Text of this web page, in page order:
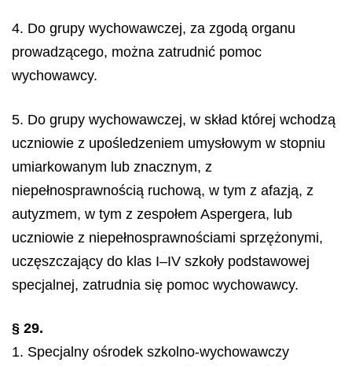
4. Do grupy wychowawczej, za zgodą organu
prowadzącego, można zatrudnić pomoc
wychowawcy.
5. Do grupy wychowawczej, w skład której wchodzą
uczniowie z upośledzeniem umysłowym w stopniu
umiarkowanym lub znacznym, z
niepełnosprawnością ruchową, w tym z afazją, z
autyzmem, w tym z zespołem Aspergera, lub
uczniowie z niepełnosprawnościami sprzężonymi,
uczęszczający do klas I–IV szkoły podstawowej
specjalnej, zatrudnia się pomoc wychowawcy.
§ 29.
1. Specjalny ośrodek szkolno-wychowawczy